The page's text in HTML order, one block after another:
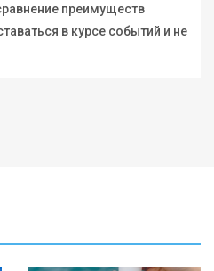
преимуществ
в курсе событий и не